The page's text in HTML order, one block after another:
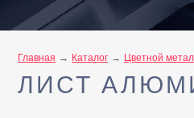
Главная Каталог Цветной
ЛИСТ